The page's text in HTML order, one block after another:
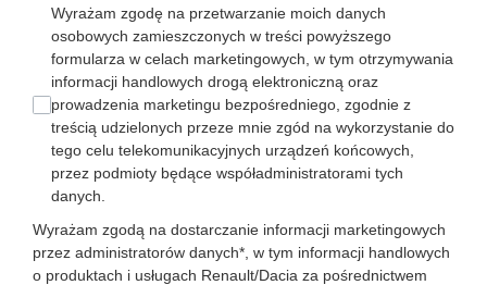
Wyrażam zgodę na przetwarzanie moich danych
osobowych zamieszczonych w treści powyższego
formularza w celach marketingowych, w tym otrzymywania
informacji handlowych drogą elektroniczną oraz
prowadzenia marketingu bezpośredniego, zgodnie z
treścią udzielonych przeze mnie zgód na wykorzystanie do
tego celu telekomunikacyjnych urządzeń końcowych,
przez podmioty będące współadministratorami tych
danych.
Wyrażam zgodą na dostarczanie informacji marketingowych
przez administratorów danych*, w tym informacji handlowych
o produktach i usługach Renault/Dacia za pośrednictwem